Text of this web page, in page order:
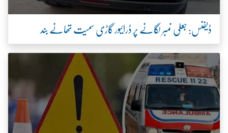
ڈیفنس: جعلی نمبر لگانے پر ڈرائیور گاڑی سمیت تھانے بند